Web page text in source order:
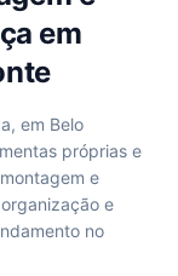
em
em Belo
próprias e
e
e
no